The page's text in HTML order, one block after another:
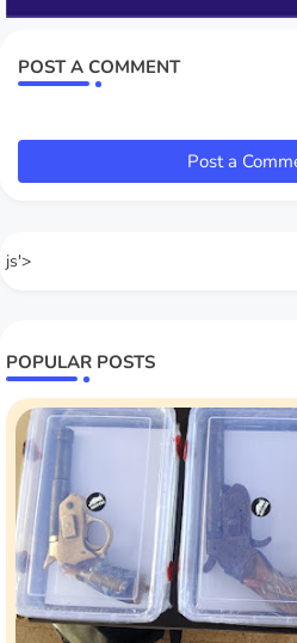
POST A COMMENT
Post a
js'>
POPULAR POSTS